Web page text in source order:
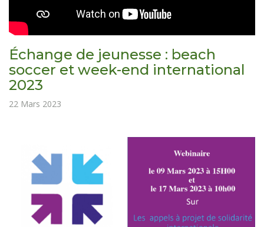
Échange de jeunesse : beach
soccer et week-end international
2023
22 Mars 2023